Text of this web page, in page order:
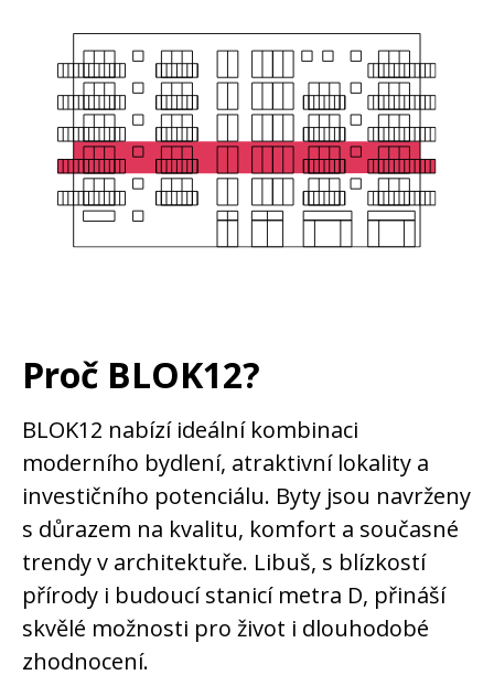
Proč BLOK12?
BLOK12 nabízí ideální kombinaci
moderního bydlení, atraktivní lokality a
investičního potenciálu. Byty jsou navrženy
s důrazem na kvalitu, komfort a současné
trendy v architektuře. Libuš, s blízkostí
přírody i budoucí stanicí metra D, přináší
skvělé možnosti pro život i dlouhodobé
zhodnocení.